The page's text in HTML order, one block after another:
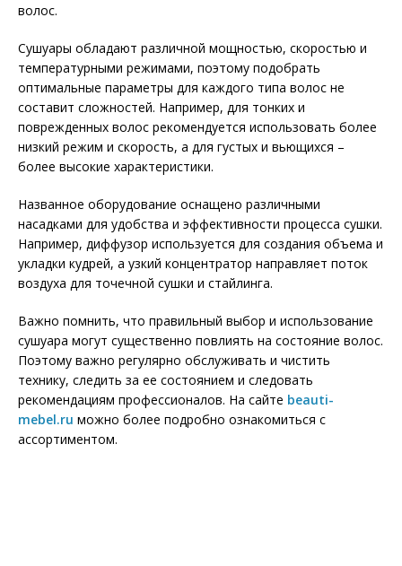
волос.
Сушуары обладают различной мощностью, скоростью и
температурными режимами, поэтому подобрать
оптимальные параметры для каждого типа волос не
составит сложностей. Например, для тонких и
поврежденных волос рекомендуется использовать более
низкий режим и скорость, а для густых и вьющихся –
более высокие характеристики.
Названное оборудование оснащено различными
насадками для удобства и эффективности процесса сушки.
Например, диффузор используется для создания объема и
укладки кудрей, а узкий концентратор направляет поток
воздуха для точечной сушки и стайлинга.
Важно помнить, что правильный выбор и использование
сушуара могут существенно повлиять на состояние волос.
Поэтому важно регулярно обслуживать и чистить
технику, следить за ее состоянием и следовать
рекомендациям профессионалов. На сайте beauti-
mebel.ru можно более подробно ознакомиться с
ассортиментом.